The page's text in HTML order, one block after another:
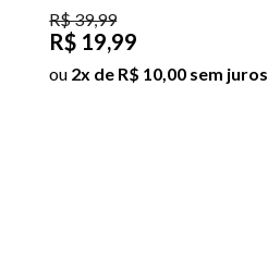
IZIS
R$ 39,99
R$ 19,99
ou 2x de R$ 10,00 sem juros